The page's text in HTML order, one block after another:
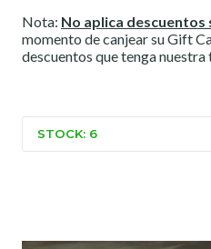
Nota: No aplica
momento de canjear su Gift
descuentos que tenga nuestra
STOCK: 6